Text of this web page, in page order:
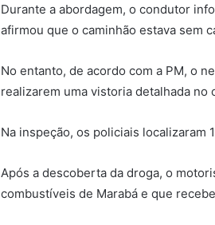
Durante a abordagem, o condutor
afirmou que o caminhão estava sem
No entanto, de acordo com a PM, o
realizarem uma vistoria detalhada no
Na inspeção, os policiais localizaram
Após a descoberta da droga, o
combustíveis de Marabá e que